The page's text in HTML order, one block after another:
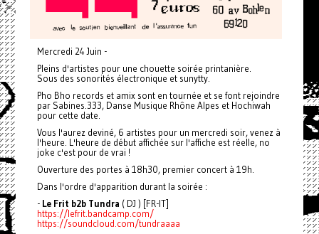
Mercredi 24 Juin -
Pleins d'artistes pour une chouette soirée printanière.
Sous des sonorités électronique et sunytty.
Pho Bho records et amix sont en tournée et se font rejoindre
par Sabines.333, Danse Musique Rhône Alpes et Hochiwah
pour cette date.
Vous l'aurez deviné, 6 artistes pour un mercredi soir, venez à
l'heure. L'heure de début affichée sur l'affiche est réelle, no
joke c'est pour de vrai !
Ouverture des portes à 18h30, premier concert à 19h.
Dans l'ordre d'apparition durant la soirée :
- Le Frit b2b Tundra ( DJ ) [FR-IT]
https://lefrit.bandcamp.com/
https://soundcloud.com/tundraaaa